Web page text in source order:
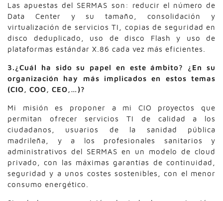
Las apuestas del SERMAS son: reducir el número de
Data Center y su tamaño, consolidación y
virtualización de servicios TI, copias de seguridad en
disco deduplicado, uso de disco Flash y uso de
plataformas estándar X.86 cada vez más eficientes.
3.¿Cuál ha sido su papel en este ámbito? ¿En su
organización hay más implicados en estos temas
(CIO, COO, CEO,…)?
Mi misión es proponer a mi CIO proyectos que
permitan ofrecer servicios TI de calidad a los
ciudadanos, usuarios de la sanidad pública
madrileña, y a los profesionales sanitarios y
administrativos del SERMAS en un modelo de cloud
privado, con las máximas garantías de continuidad,
seguridad y a unos costes sostenibles, con el menor
consumo energético.